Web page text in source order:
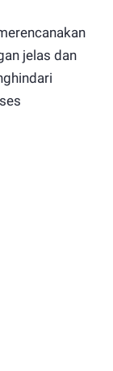
jelas dan